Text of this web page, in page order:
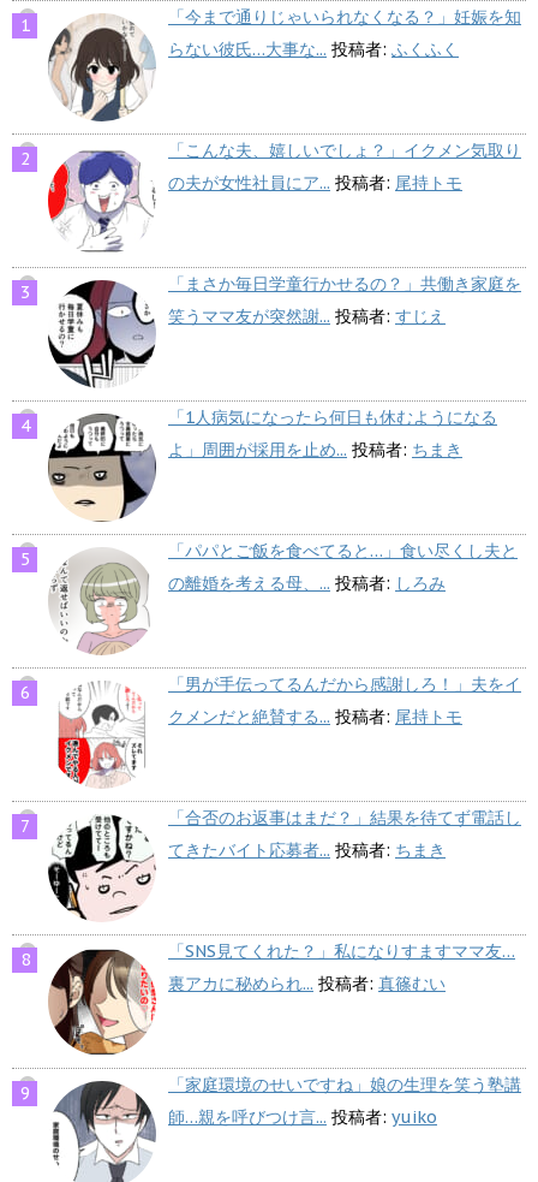
「今まで通りじゃいられなくなる？」妊娠を知
らない彼氏…大事な... 投稿者: ふくふく
「こんな夫、嬉しいでしょ？」イクメン気取り
の夫が女性社員にア... 投稿者: 尾持トモ
「まさか毎日学童行かせるの？」共働き家庭を
笑うママ友が突然謝... 投稿者: すじえ
「1人病気になったら何日も休むようになる
よ」周囲が採用を止め... 投稿者: ちまき
「パパとご飯を食べてると…」食い尽くし夫と
の離婚を考える母、... 投稿者: しろみ
「男が手伝ってるんだから感謝しろ！」夫をイ
クメンだと絶賛する... 投稿者: 尾持トモ
「合否のお返事はまだ？」結果を待てず電話し
てきたバイト応募者... 投稿者: ちまき
「SNS見てくれた？」私になりすますママ友…
裏アカに秘められ... 投稿者: 真篠むい
「家庭環境のせいですね」娘の生理を笑う塾講
師…親を呼びつけ言... 投稿者: yuiko